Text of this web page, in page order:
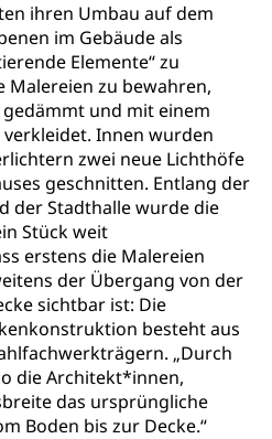
ihren Umbau auf dem
im Gebäude als
Elemente“ zu
Malereien zu bewahren,
und mit einem
Innen wurden
zwei neue Lichthöfe
geschnitten. Entlang der
der Stadthalle wurde die
Stück weit
erstens die Malereien
der Übergang von der
sichtbar ist: Die
besteht aus
„Durch
die Architekt*innen,
das ursprüngliche
Boden bis zur Decke.“